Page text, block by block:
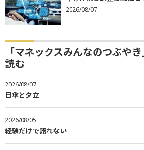
2026/08/07
「マネックスみんなのつぶや
読む
2026/08/07
日傘と夕立
2026/08/05
経験だけで語れない